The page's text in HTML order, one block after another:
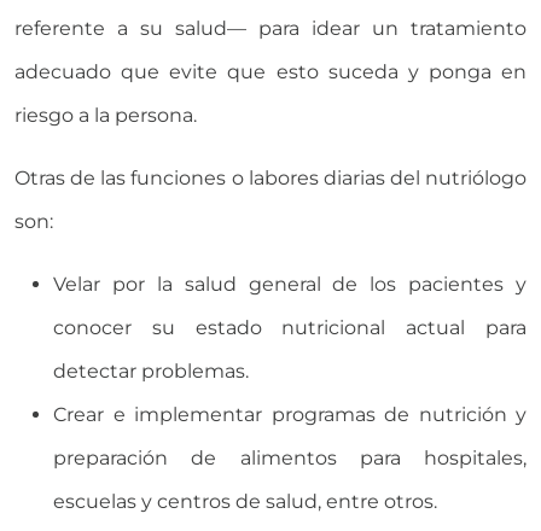
referente a su salud— para idear un tratamiento
adecuado que evite que esto suceda y ponga en
riesgo a la persona.
Otras de las funciones o labores diarias del nutriólogo
son:
Velar por la salud general de los pacientes y
conocer su estado nutricional actual para
detectar problemas.
Crear e implementar programas de nutrición y
preparación de alimentos para hospitales,
escuelas y centros de salud, entre otros.